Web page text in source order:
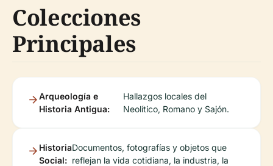
Colecciones
Principales
Arqueología e
Historia Antigua:
Hallazgos locales del
Neolítico, Romano y Sajón.
Historia
Social:
Documentos, fotografías y objetos que
reflejan la vida cotidiana, la industria, la